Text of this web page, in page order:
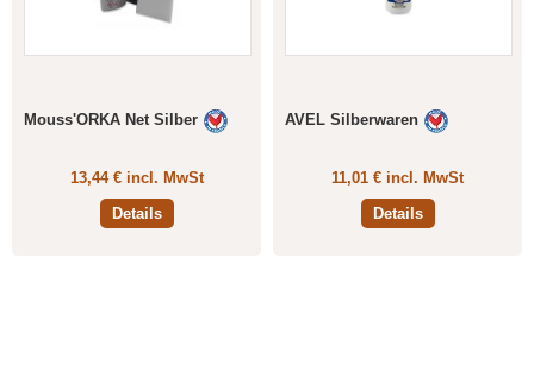
Mouss'ORKA Net Silber
13,44 € incl. MwSt
Details
AVEL Silberwaren
11,01 € incl. MwSt
Details